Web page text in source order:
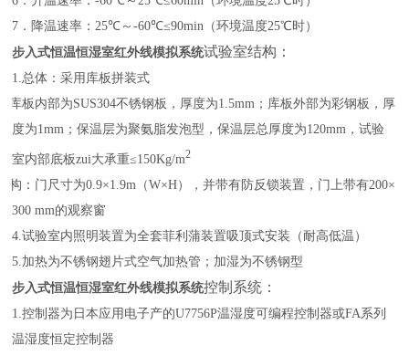
7 ．降温速率：25℃ ～-60℃≤90min （环境温度25℃时）
步入式恒温恒湿室红外线模拟系统试验室结构：
1.总体：采用库板拼装式
库板内部为SUS304不锈钢板，厚度为1.5mm ；库板外部为彩钢板，厚
度为1mm ；保温层为聚氨脂发泡型，保温层总厚度为120mm ，试验
室内部底板zui大承重≤150Kg/m2
构：门尺寸为0.9×1.9m （W×H） ，并带有防反锁装置，门上带有200×
300 mm的观察窗
4.试验室内照明装置为全套菲利蒲装置吸顶式安装 （ 耐高低温 ）
5. 加热为不锈钢翅片式空气加热管；加湿为不锈钢型
步入式恒温恒湿室红外线模拟系统控制系统：
1.控制器为日本应用电子产的U7756P温湿度可编程控制器或FA系列
温湿度恒定控制器